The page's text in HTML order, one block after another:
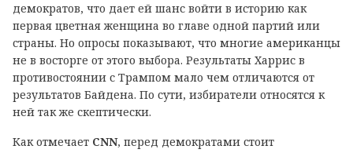
демократов, что дает ей шанс войти в историю как
первая цветная женщина во главе одной партий или
страны. Но опросы показывают, что многие американцы
не в восторге от этого выбора. Результаты Харрис в
противостоянии с Трампом мало чем отличаются от
результатов Байдена. По сути, избиратели относятся к
ней так же скептически.
Как отмечает CNN, перед демократами стоит